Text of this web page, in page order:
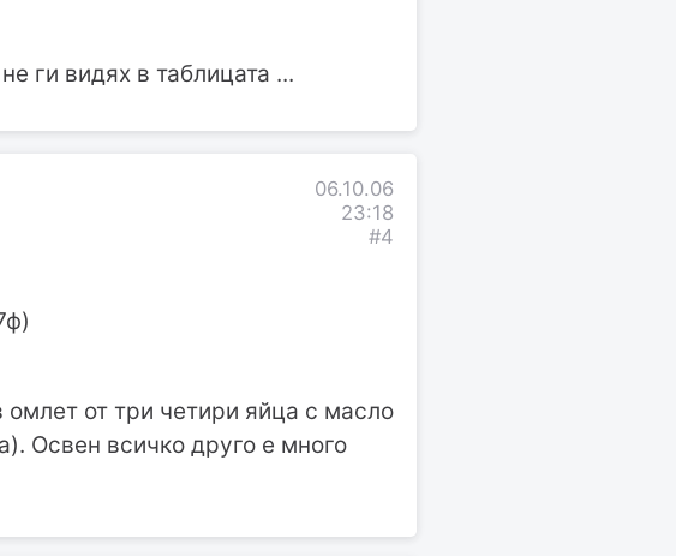
ги видях в таблицата ...
06.10.06
23:18
#4
от три четири яйца с масло
Освен всичко друго е много